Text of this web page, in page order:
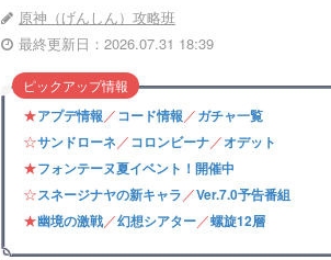
原神（げんしん）攻略班
最終更新日：2026.07.31 18:39
★アプデ情報／コード情報／ガチャ一覧
☆サンドローネ／コロンビーナ／オデット
★フォンテーヌ夏イベント！開催中
☆スネージナヤの新キャラ／Ver.7.0予告番組
★幽境の激戦／幻想シアター／螺旋12層
ピックアップ情報